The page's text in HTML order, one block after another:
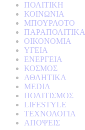
ΠΟΛΙΤΙΚΗ
ΚΟΙΝΩΝΙΑ
ΜΠΟΥΡΛΟΤΟ
ΠΑΡΑΠΟΛΙΤΙΚΑ
ΟΙΚΟΝΟΜΙΑ
ΥΓΕΙΑ
ΕΝΕΡΓΕΙΑ
ΚΟΣΜΟΣ
ΑΘΛΗΤΙΚΑ
MEDIA
ΠΟΛΙΤΙΣΜΟΣ
LIFESTYLE
ΤΕΧΝΟΛΟΓΙΑ
ΑΠΟΨΕΙΣ